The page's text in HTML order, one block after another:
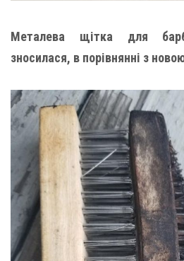
Металева щітка для
зносилася, в порівнянні з